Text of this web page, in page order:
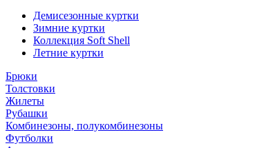
Демисезонные куртки
Зимние куртки
Коллекция Soft Shell
Летние куртки
Брюки
Толстовки
Жилеты
Рубашки
Комбинезоны, полукомбинезоны
Футболки